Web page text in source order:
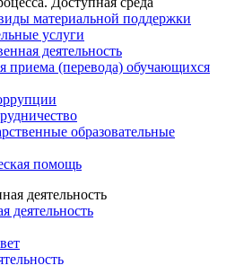
материальной поддержки
услуги
деятельность
приема (перевода) обучающихся
образовательные
помощь
деятельность
деятельность